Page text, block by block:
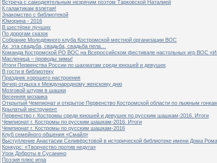
Встреча с самодеятельным незрячим поэтом Тарковской Наталией
К галактикам взлетая!
Знакомство с библиотекой
Юморина - 2016
В шестёрке лучших
По дорогам сказок
Собрание Молодёжного клуба Костромской местной организации ВОС
Ах, эта свадьба, свадьба, свадьба пела…
Команда Костромской РО ВОС на Всероссийском фестивале настольных игр ВОС
Масленица – проводы зимы!
Итоги Первенства России по шахматам среди юношей и девушек
В гости в библиотеку
Праздник хорошего настроения
Вечер отдыха к Международному женскому дню
Мозговой штурм в шашки
Весенняя мозаика
Открытый Чемпионат и открытое Первенство Костромской области по лыжным
Крылатый инструмент
Первенство г. Костромы среди юношей и девушек по русским шашкам-2016. Итоги
Чемпионат г. Костромы по русским шашкам-2016. Итоги
Чемпионат г. Костромы по русским шашкам-2016
Клуб семейного общения «Смайл»
Выступление Анастасии Селивёрстовой в исторической библиотеке имени Дома
Конкурс: «Творчество против недуга»
Урок Доброты в Сусанино
Поэзия плюс игра